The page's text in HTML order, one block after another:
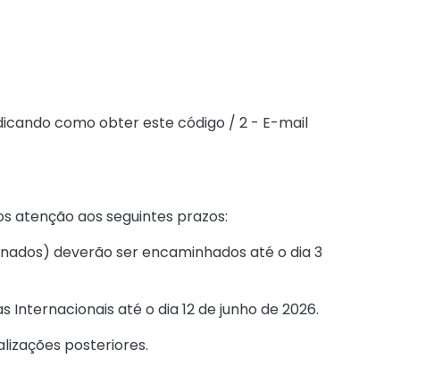
como obter este código / 2 - E-mail
atenção aos seguintes prazos:
deverão ser encaminhados até o dia 3
até o dia 12 de junho de 2026.
posteriores.